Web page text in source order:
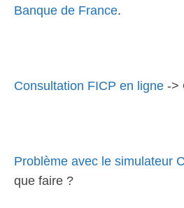
Banque de France.
Consultation FICP en ligne ->
Problème avec le simulateur
que faire ?